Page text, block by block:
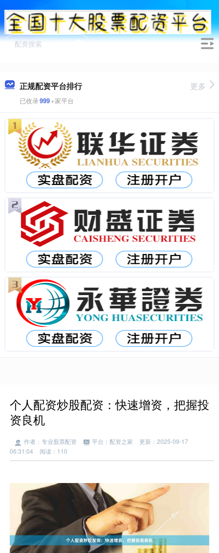
正规配资平台排行
已收录999+家平台
更多
个人配资炒股配资：快速增资，把握投
资良机
作者：专业股票配资 平台：配资之家
更新：2025-09-17
06:31:04
阅读：110